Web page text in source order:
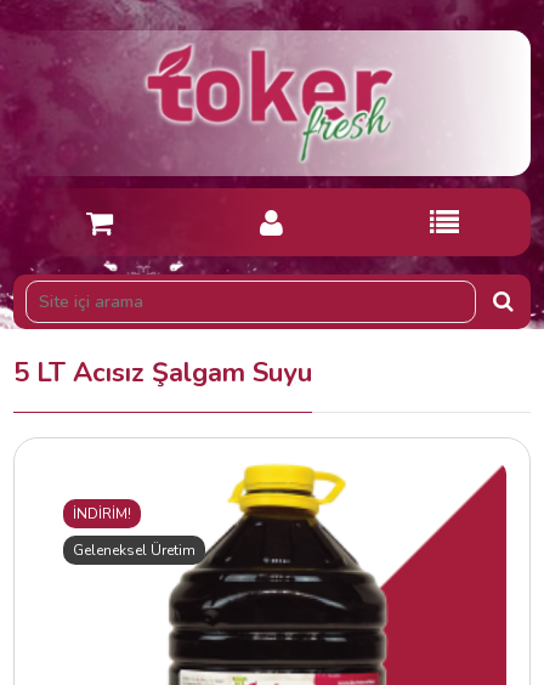
5 LT Acısız Şalgam Suyu
İNDİRİM!
Geleneksel Üretim